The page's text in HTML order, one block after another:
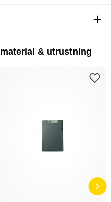
& utrustning